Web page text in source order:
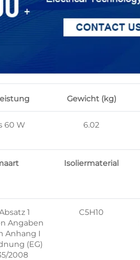
Gewicht (kg)
60 W 6.02
Isoliermaterial
1
Angaben
Anhang I
(EG)
2008
C5H10